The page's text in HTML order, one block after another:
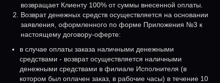
возвращает Клиенту 100% от суммы внесенной оплаты.
Возврат денежных средств осуществляется на основании
заявления, оформленного по форме Приложения №3 к
настоящему договору-оферте:
в случае оплаты заказа наличными денежными
средствами - возврат осуществляется наличными
денежными средствами в филиале Исполнителя (в
котором был оплачен заказ, в рабочие часы) в течение 10